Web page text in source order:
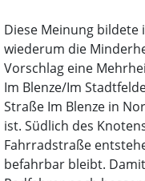
Diese Meinung
wiederum die
Vorschlag eine
Im Blenze/Im
Straße Im Blenze in
ist. Südlich des
Fahrradstraße
befahrbar bleibt.